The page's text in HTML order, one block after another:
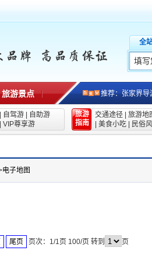
全
旅游景点 推荐：张家界导
自驾游
自助游
VIP尊享游
旅游
指南
交通途径 旅游地
美食小吃 民俗
电子地图
尾页 页次：1/1页 100/页 转到 页